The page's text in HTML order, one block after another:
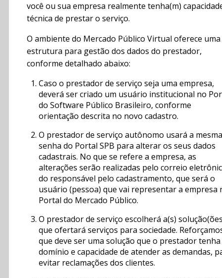
você ou sua empresa realmente tenha(m)
técnica de prestar o serviço.
O ambiente do Mercado Público Virtual oferece uma
estrutura para gestão dos dados do prestador,
conforme detalhado abaixo:
Caso o prestador de serviço seja uma empresa,
deverá ser criado um usuário institucional no
do Software Público Brasileiro, conforme
orientação descrita no novo cadastro.
O prestador de serviço autônomo usará a mesma
senha do Portal SPB para alterar os seus dados
cadastrais. No que se refere a empresa, as
alterações serão realizadas pelo correio
do responsável pelo cadastramento, que será o
usuário (pessoa) que vai representar a empresa
Portal do Mercado Público.
O prestador de serviço escolherá a(s)
que ofertará serviços para sociedade.
que deve ser uma solução que o prestador tenha
domínio e capacidade de atender as demandas,
evitar reclamações dos clientes.